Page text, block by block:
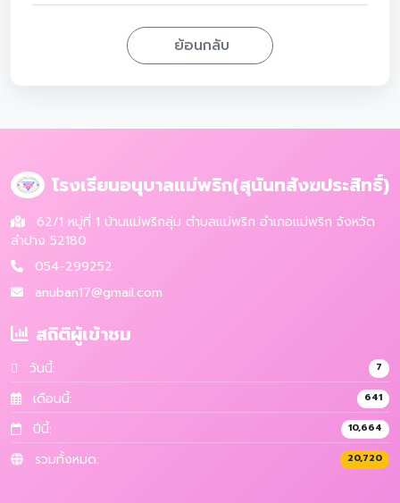
ย้อนกลับ
โรงเรียนอนุบาลแม่พริก(สุนันทสังฆประสิทธิ์)
62/1 หมู่ที่ 1 บ้านแม่พริกลุ่ม ตำบลแม่พริก อำเภอแม่พริก จังหวัด
ลำปาง 52180
054-299252
anuban17@gmail.com
สถิติผู้เข้าชม
วันนี้: 7
เดือนนี้: 641
ปีนี้: 10,664
รวมทั้งหมด: 20,720